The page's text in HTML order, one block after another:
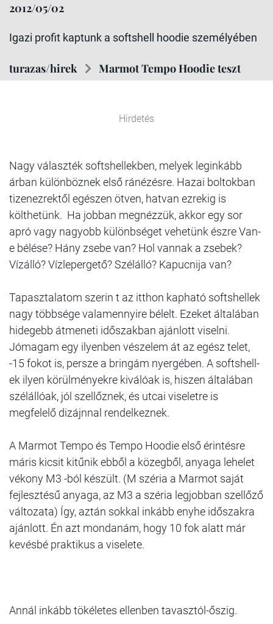
2012/05/02
Igazi profit kaptunk a softshell hoodie személyében
turazas/hirek Marmot Tempo Hoodie teszt
Hirdetés
Nagy választék softshellekben, melyek leginkább
árban különböznek első ránézésre. Hazai boltokban
tizenezrektől egészen ötven, hatvan ezrekig is
költhetünk. Ha jobban megnézzük, akkor egy sor
apró vagy nagyobb különbséget vehetünk észre Van-
e bélése? Hány zsebe van? Hol vannak a zsebek?
Vízálló? Vízlepergető? Szélálló? Kapucnija van?
Tapasztalatom szerin t az itthon kapható softshellek
nagy többsége valamennyire bélelt. Ezeket általában
hidegebb átmeneti időszakban ajánlott viselni.
Jómagam egy ilyenben vészelem át az egész telet,
-15 fokot is, persze a bringám nyergében. A softshell-
ek ilyen körülményekre kiválóak is, hiszen általában
szélállóak, jól szellőznek, és utcai viseletre is
megfelelő dizájnnal rendelkeznek.
A Marmot Tempo és Tempo Hoodie első érintésre
máris kicsit kitűnik ebből a közegből, anyaga lehelet
vékony M3 -ból készült. (M széria a Marmot saját
fejlesztésű anyaga, az M3 a széria legjobban szellőző
változata) Így, aztán sokkal inkább enyhe időszakra
ajánlott. Én azt mondanám, hogy 10 fok alatt már
kevésbé praktikus a viselete.
Annál inkább tökéletes ellenben tavasztól-őszig.